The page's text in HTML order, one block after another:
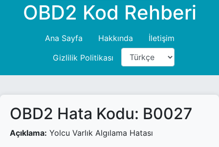
OBD2 Kod Rehberi
Ana Sayfa Hakkında
İletişim
Gizlilik Politikası
OBD2 Hata Kodu: B0027
Açıklama: Yolcu Varlık Algılama Hatası